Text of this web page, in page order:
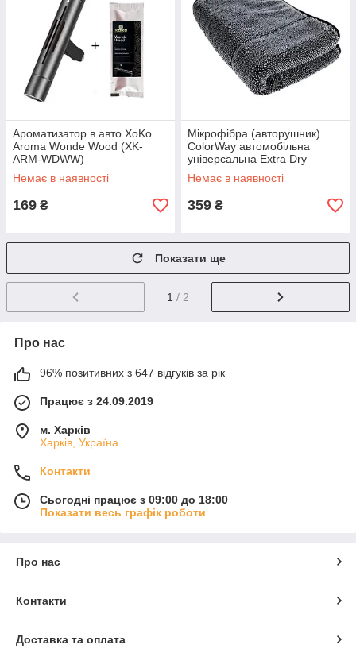
Ароматизатор в авто XoKo
Aroma Wonde Wood (XK-
ARM-WDWW)
Немає в наявності
169 ₴
Мікрофібра (авторушник)
ColorWay автомобільна
універсальна Extra Dry
1200gsm 40х40см сіра (CW-
4412)
Немає в наявності
359 ₴
Показати ще
1 / 2
Про нас
96% позитивних з 647 відгуків за рік
Працює з 24.09.2019
м. Харків
Харків, Україна
Контакти
Сьогодні працює з 09:00 до 18:00
Показати весь графік роботи
Про нас
Контакти
Доставка та оплата